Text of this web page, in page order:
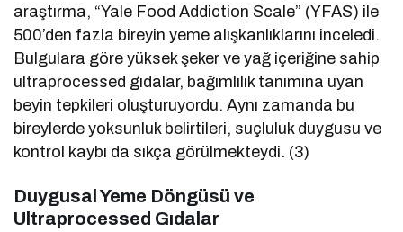
araştırma, “Yale Food Addiction Scale” (YFAS) ile
500’den fazla bireyin yeme alışkanlıklarını inceledi.
Bulgulara göre yüksek şeker ve yağ içeriğine sahip
ultraprocessed gıdalar, bağımlılık tanımına uyan
beyin tepkileri oluşturuyordu. Aynı zamanda bu
bireylerde yoksunluk belirtileri, suçluluk duygusu ve
kontrol kaybı da sıkça görülmekteydi. (3)
Duygusal Yeme Döngüsü ve
Ultraprocessed Gıdalar